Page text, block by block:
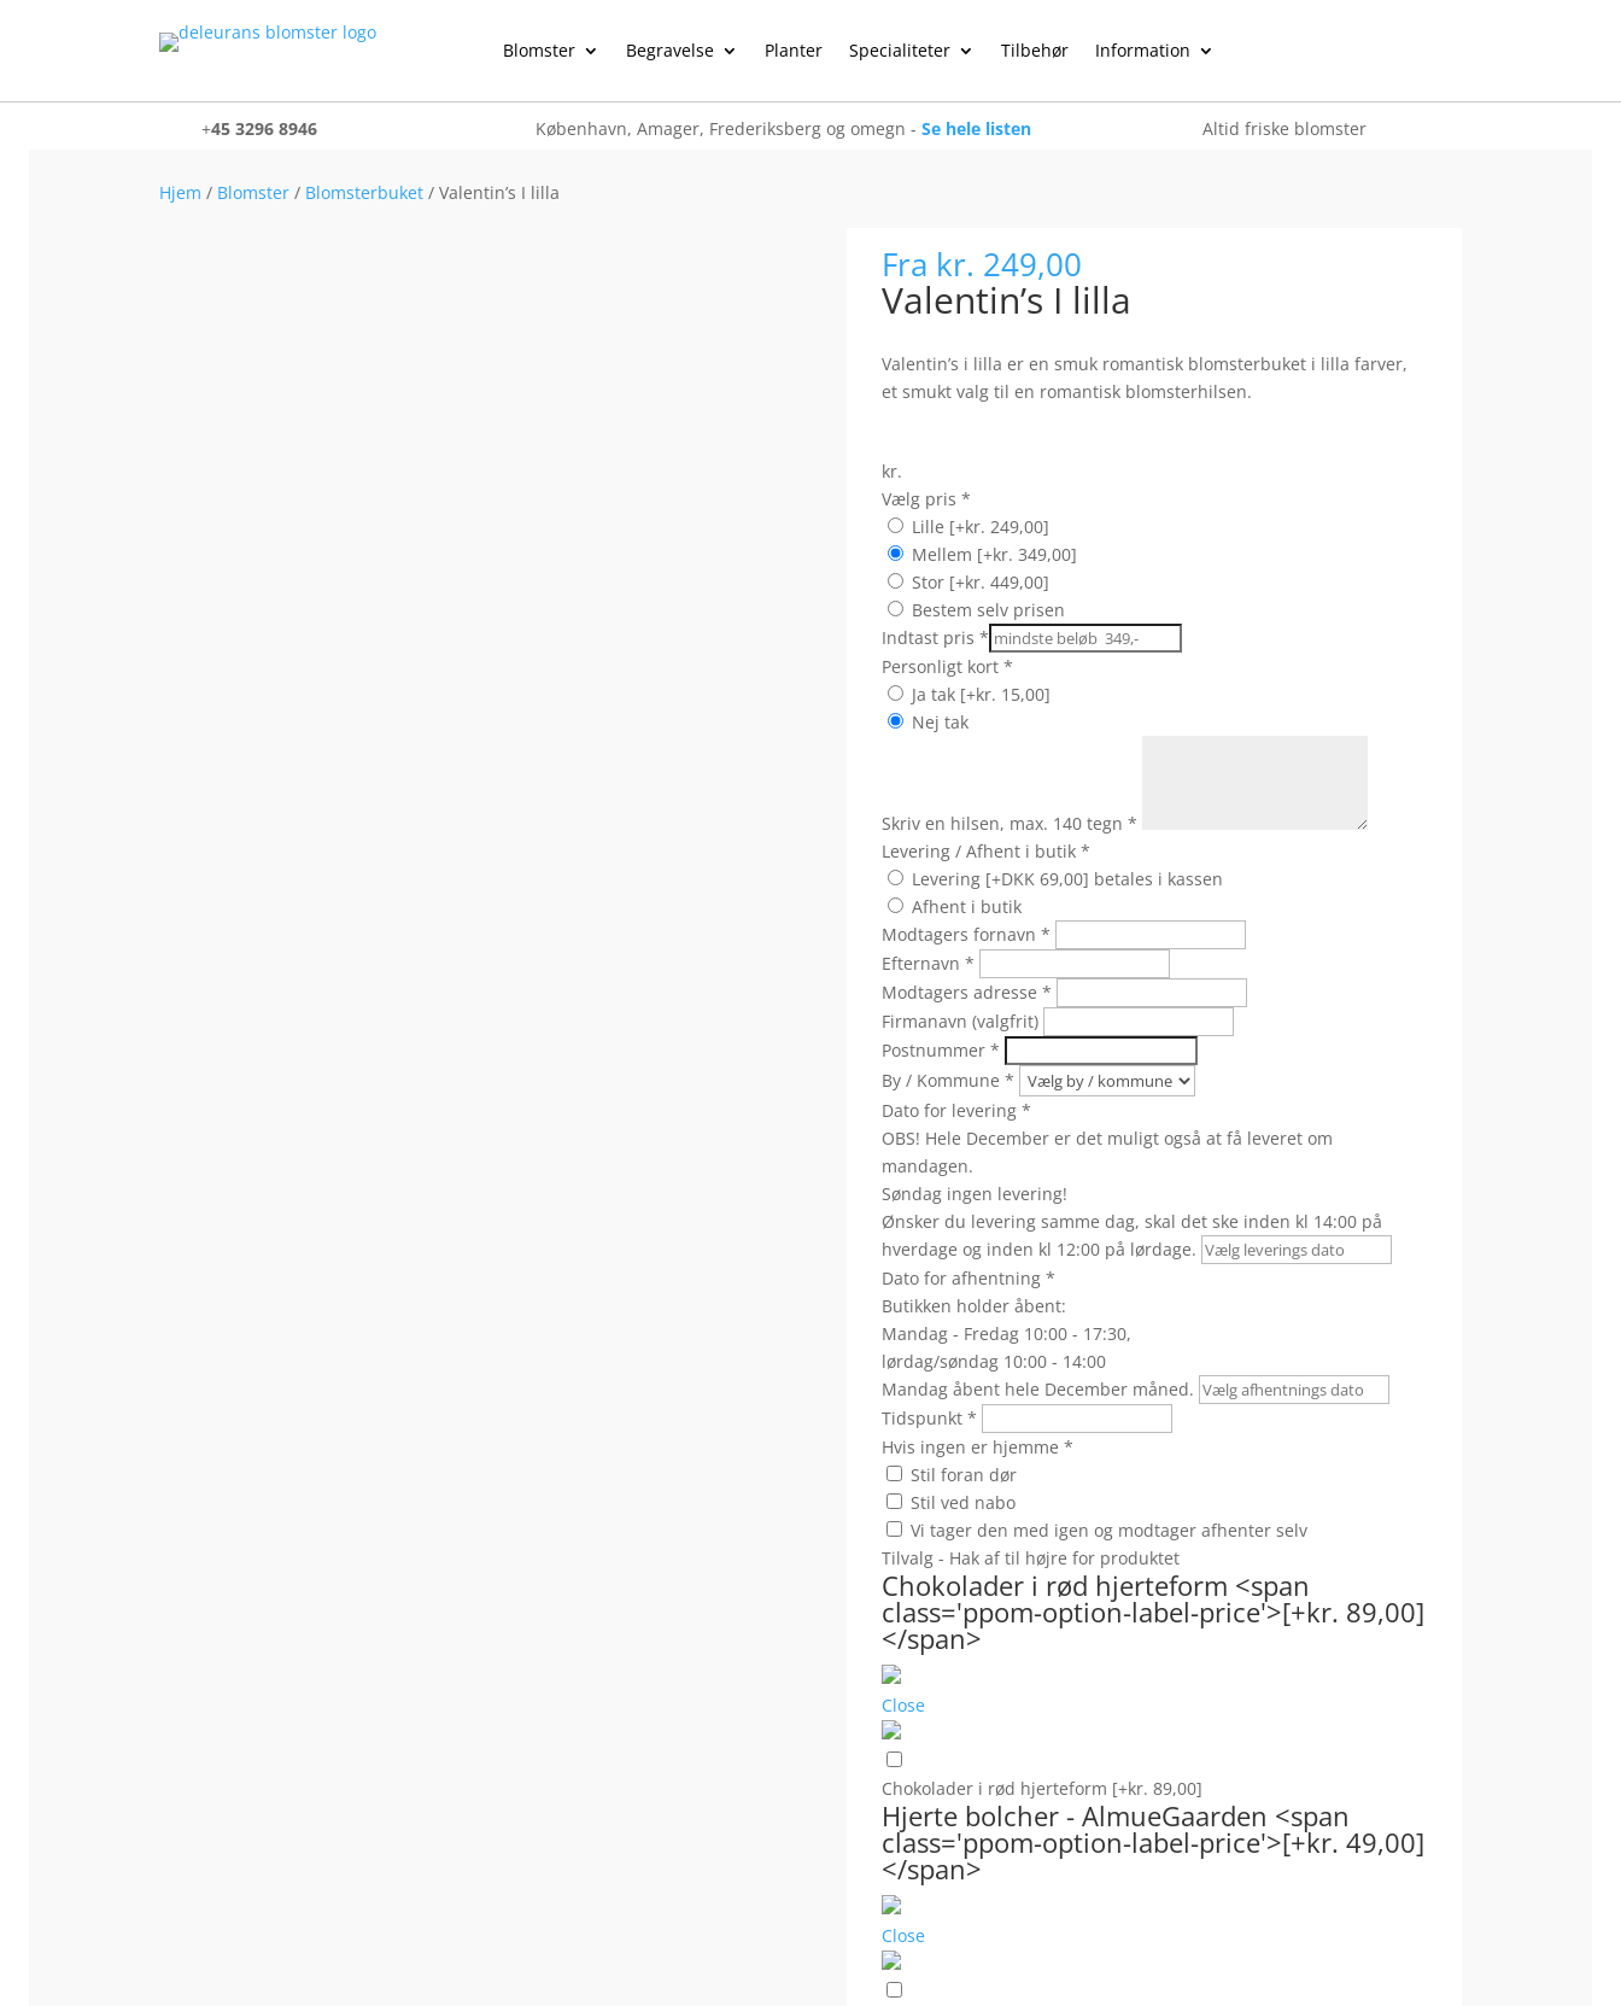
Blomster Begravelse Planter Specialiteter Tilbehør Information
+45 3296 8946 København, Amager, Frederiksberg og omegn - Se hele listen Altid friske blomster
Hjem / Blomster / Blomsterbuket / Valentin’s I lilla
Fra kr. 249,00
Valentin’s I lilla
Valentin’s i lilla er en smuk romantisk blomsterbuket i lilla farver,
et smukt valg til en romantisk blomsterhilsen.
kr.
Vælg pris *
Lille [+kr. 249,00]
Mellem [+kr. 349,00]
Stor [+kr. 449,00]
Bestem selv prisen
Indtast pris *
Personligt kort*
Ja tak [+kr. 15,00]
Nej tak
Skriv en hilsen, max. 140 tegn *
Levering / Afhent i butik*
Levering [+DKK 69,00] betales i kassen
Afhent i butik
Modtagers fornavn *
Efternavn *
Modtagers adresse *
Firmanavn (valgfrit)
Postnummer*
By / Kommune *
Dato for levering*
OBS! Hele December er det muligt også at få leveret om
mandagen.
Søndag ingen levering!
Ønsker du levering samme dag, skal det ske inden kl 14:00 på
hverdage og inden kl 12:00 på lørdage.
Dato for afhentning*
Butikken holder åbent:
Mandag - Fredag 10:00 - 17:30,
lørdag/søndag 10:00 - 14:00
Mandag åbent hele December måned.
Tidspunkt*
Hvis ingen er hjemme *
Stil foran dør
Stil ved nabo
Vi tager den med igen og modtager afhenter selv
Tilvalg - Hak af til højre for produktet
Chokolader i rød hjerteform <span
class='ppom-option-label-price'>[+kr. 89,00]
</span>
Close
Chokolader i rød hjerteform [+kr. 89,00]
Hjerte bolcher - AlmueGaarden <span
class='ppom-option-label-price'>[+kr. 49,00]
</span>
Close